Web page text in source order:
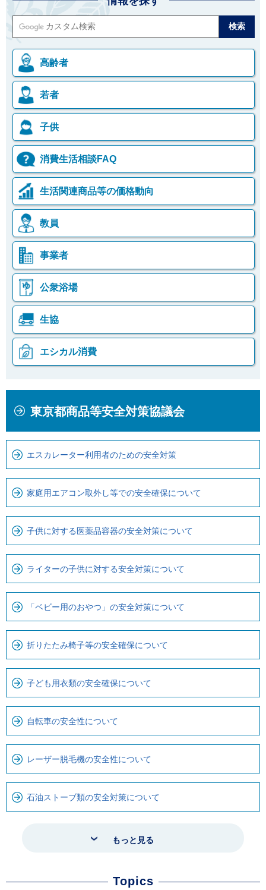
高齢者
若者
子供
消費生活相談FAQ
生活関連商品等の価格動向
教員
事業者
公衆浴場
生協
エシカル消費
こ
ま
で
す
ら
ロ
カ
ル
ビ
で
す
東京都商品等安全対策協議会
エスカレーター利用者のための安全対策
家庭用エアコン取外し等での安全確保について
子供に対する医薬品容器の安全対策について
ライターの子供に対する安全対策について
「ベビー用のおやつ」の安全対策について
折りたたみ椅子等の安全確保について
子ども用衣類の安全確保について
自転車の安全性について
レーザー脱毛機の安全性について
石油ストーブ類の安全対策について
もっと見る
Topics